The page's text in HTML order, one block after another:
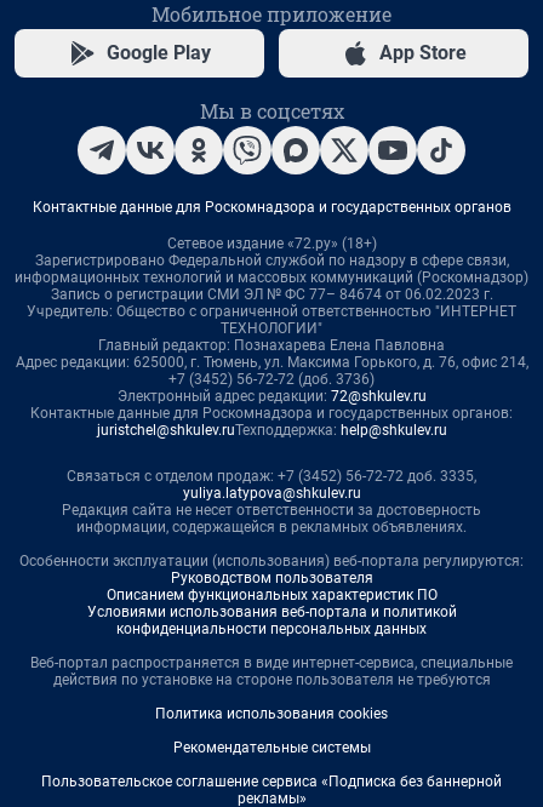
Мобильное приложение
Google Play App Store
Мы в соцсетях
Контактные данные для Роскомнадзора и государственных органов
Сетевое издание «72.ру» (18+)
Зарегистрировано Федеральной службой по надзору в сфере связи,
информационных технологий и массовых коммуникаций (Роскомнадзор)
Запись о регистрации СМИ ЭЛ № ФС 77– 84674 от 06.02.2023 г.
Учредитель: Общество с ограниченной ответственностью "ИНТЕРНЕТ
ТЕХНОЛОГИИ"
Главный редактор: Познахарева Елена Павловна
Адрес редакции: 625000, г. Тюмень, ул. Максима Горького, д. 76, офис 214,
+7 (3452) 56-72-72 (доб. 3736)
Электронный адрес редакции: 72@shkulev.ru
Контактные данные для Роскомнадзора и государственных органов:
juristchel@shkulev.ruТехподдержка: help@shkulev.ru
Связаться с отделом продаж: +7 (3452) 56-72-72 доб. 3335,
yuliya.latypova@shkulev.ru
Редакция сайта не несет ответственности за достоверность
информации, содержащейся в рекламных объявлениях.
Особенности эксплуатации (использования) веб-портала регулируются:
Руководством пользователя
Описанием функциональных характеристик ПО
Условиями использования веб-портала и политикой
конфиденциальности персональных данных
Веб-портал распространяется в виде интернет-сервиса, специальные
действия по установке на стороне пользователя не требуются
Политика использования cookies
Рекомендательные системы
Пользовательское соглашение сервиса «Подписка без баннерной
рекламы»